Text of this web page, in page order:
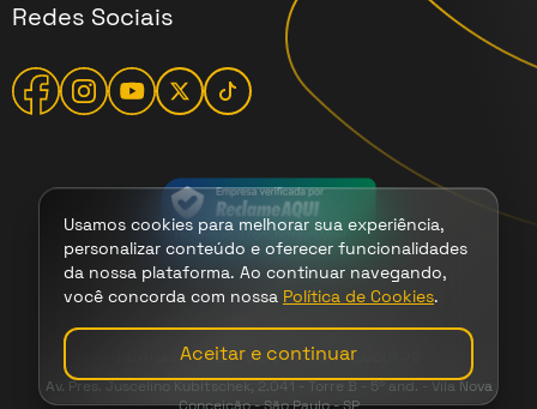
Usamos cookies para melhorar sua experiência,
personalizar conteúdo e oferecer funcionalidades
da nossa plataforma. Ao continuar navegando,
você concorda com nossa Política de Cookies.
Aceitar e continuar
Redes Sociais
FanTicket - 2026 - CNPJ 47.149.708/0001-72
Av. Pres. Juscelino Kubitschek, 2.041 - Torre B - 5º and. - Vila Nova